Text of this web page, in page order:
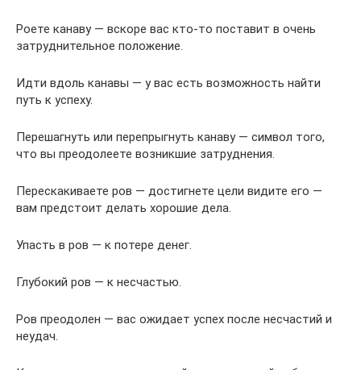
Роете канаву — вскоре вас кто-то поставит в очень
затруднительное положение.
Идти вдоль канавы — у вас есть возможность найти
путь к уcпexy.
Перешагнуть или перепрыгнуть канаву — символ того,
что вы преодолеете возникшие затруднения.
Перескакиваете ров — достигнете цели видите его —
вам предстоит делать хорошие дела.
Упасть в ров — к потере денег.
Глубокий ров — к несчастью.
Ров преодолен — вас ожидает успех после несчастий и
неудач.